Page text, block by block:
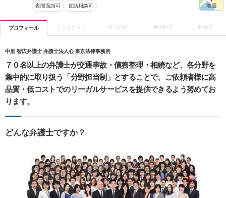
夜間面談可 電話相談可
プロフィール インタビュー 注力分野 事例紹介 料金表
中里 智広弁護士 弁護士法人心 東京法律事務所
７０名以上の弁護士が交通事故・債務整理・相続など、各分野を
集中的に取り扱う「分野担当制」とすることで、ご依頼者様に高
品質・低コストでのリーガルサービスを提供できるよう努めてお
ります。
どんな弁護士ですか？